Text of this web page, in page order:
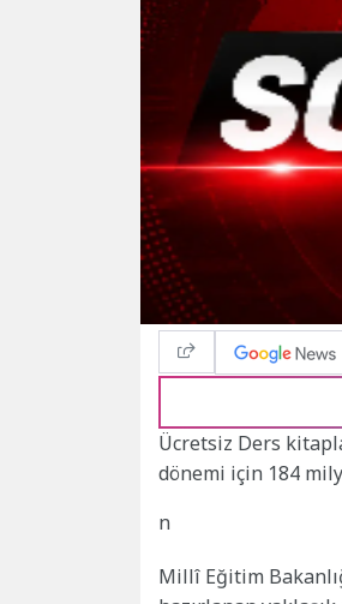
Ücretsiz Ders
dönemi için 184
n
Millî Eğitim